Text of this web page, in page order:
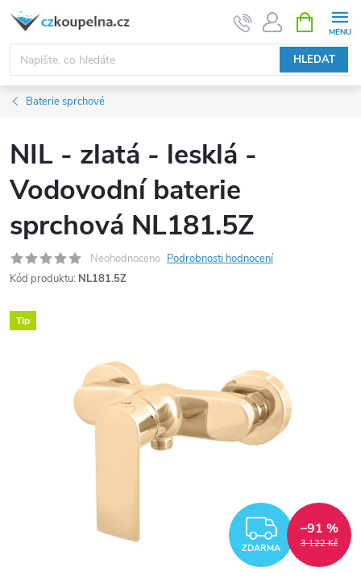
Přejít
obsah
HLEDAT
NÁKUPNÍ
KOŠÍK
Baterie sprchové
NIL - zlatá - lesklá -
Vodovodní baterie
sprchová NL181.5Z
Neohodnoceno Podrobnosti hodnocení
Kód produktu: NL181.5Z
Tip
ZDARMA 3 122 Kč
–91 %